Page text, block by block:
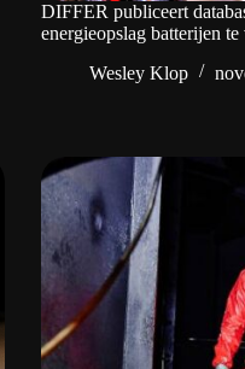
DIFFER publiceert
energieopslag batterijen te
Wesley Klop